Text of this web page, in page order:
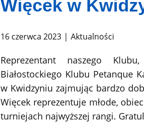
Więcek w
16 czerwca 2023 Aktualności
Reprezentant naszego
Białostockiego Klubu Petanque
w Kwidzyniu zajmując bardzo
Więcek reprezentuje młode,
turniejach najwyższej rangi.